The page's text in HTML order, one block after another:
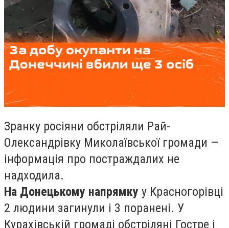
Зранку росіяни обстріляли Рай-
Олександрівку Миколаївської громади —
інформація про постраждалих не
надходила.
На Донецькому напрямку у Красногорівці
2 людини загинули і 3 поранені. У
Курахівській громаді обстріляні Гостре і